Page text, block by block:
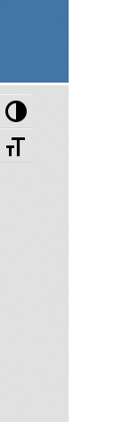
Passer en
Changer la